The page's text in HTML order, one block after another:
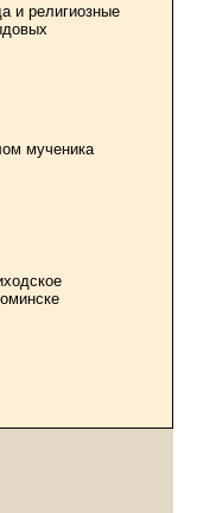
и религиозные
мученика